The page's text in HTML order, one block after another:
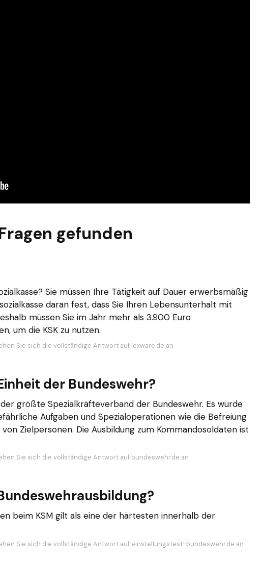
gefunden
Sie müssen Ihre Tätigkeit auf Dauer erwerbsmäßig
daran fest, dass Sie Ihren Lebensunterhalt mit
müssen Sie im Jahr mehr als 3.900 Euro
um die KSK zu nutzen.
Sie sich die vollständige Antwort auf lexware.de an
der Bundeswehr?
größte Spezialkräfteverband der Bundeswehr. Es wurde
Aufgaben und Spezialoperationen wie die Befreiung
Zielpersonen. Die Ausbildung zum Kommandosoldaten ist
Sie sich die vollständige Antwort auf bundeswehr.de an
beim KSM gilt als eine der härtesten innerhalb der
Sie sich die vollständige Antwort auf einstellungstest-bundeswehr.de an